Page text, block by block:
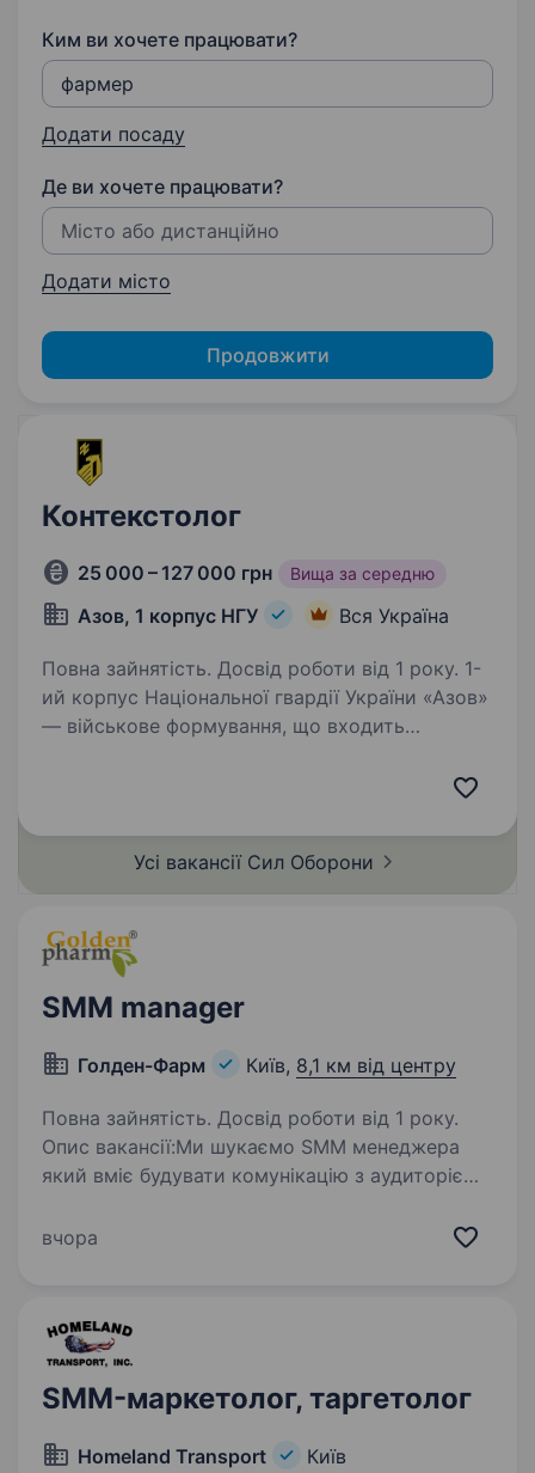
Ким ви хочете працювати?
Додати посаду
Де ви хочете працювати?
Додати місто
Продовжити
Контекстолог
25 000 – 127 000 грн Вища за середню
Азов, 1 корпус НГУ Вся Україна
Повна зайнятість. Досвід роботи від 1 року. 1-
ий корпус Національної гвардії України «Азов»
— військове формування, що входить
Обов’язки:…
Усі вакансії Сил Оборони
SMM manager
Голден-Фарм Київ, 8,1 км від центру
Повна зайнятість. Досвід роботи від 1 року.
Опис вакансії:Ми шукаємо SMM менеджера
який вміє будувати комунікацію з аудиторією
обов’язки: Розробка та реалізація SMM-
вчора
SMM-маркетолог, таргетолог
Homeland Transport Київ